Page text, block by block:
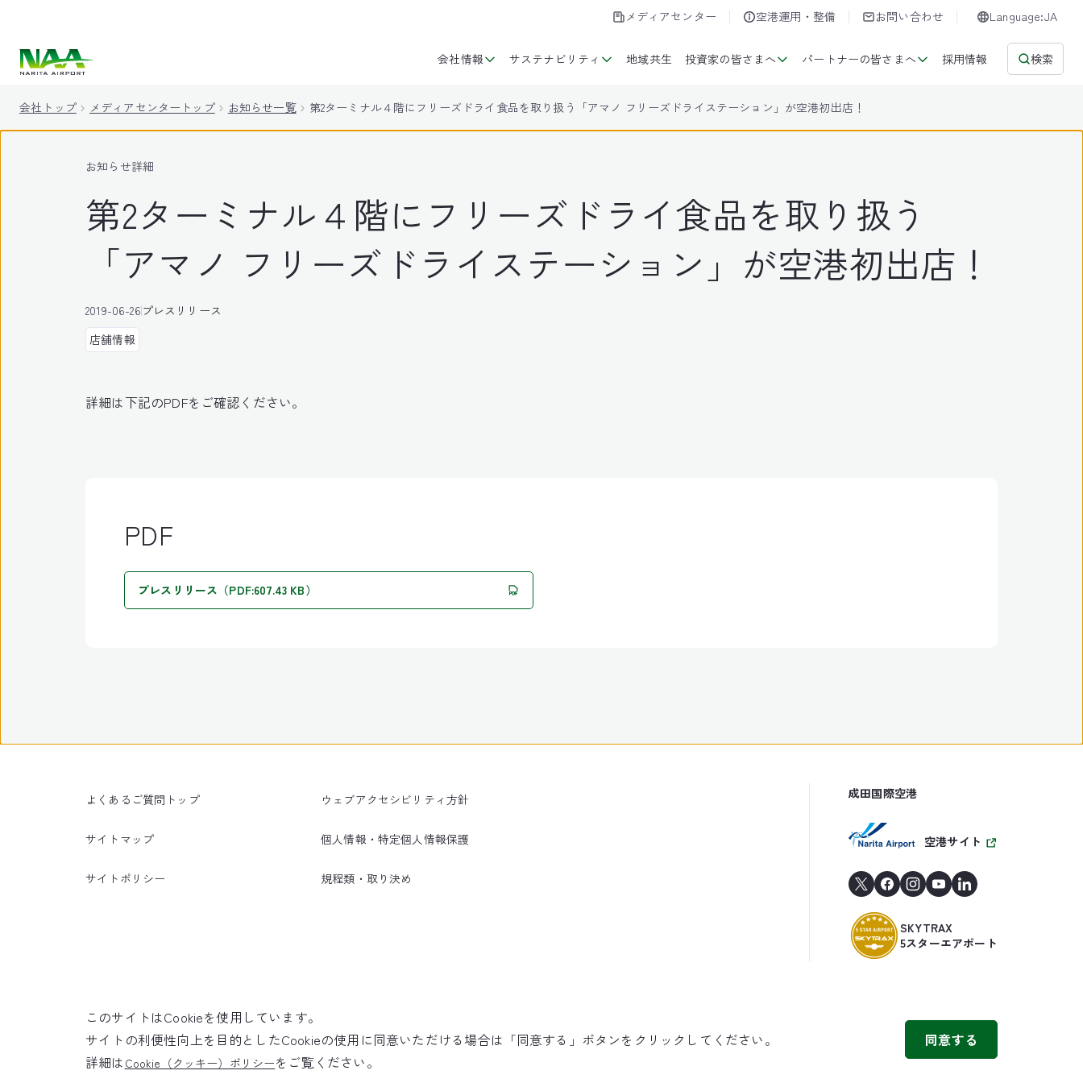
メディアセンター 空港運用・整備 お問い合わせ Language:JA
会社情報 サステナビリティ 地域共生 投資家の皆さまへ パートナーの皆さまへ 採用情報 検索
会社トップ メディアセンタートップ お知らせ一覧 第2ターミナル４階にフリーズドライ食品を取り扱う「アマノ フリーズドライステーション」が空港初出店！
お知らせ詳細
第2ターミナル４階にフリーズドライ食品を取り扱う
「アマノ フリーズドライステーション」が空港初出店！
2019-06-26プレスリリース
店舗情報
詳細は下記のPDFをご確認ください。
PDF
プレスリリース（PDF:607.43 KB）
よくあるご質問トップ
サイトマップ
サイトポリシー
ウェブアクセシビリティ方針
個人情報・特定個人情報保護
規程類・取り決め
成田国際空港
空港サイト
SKYTRAX
5スターエアポート
©NARITA INTERNATIONAL AIRPORT CORPORATION
このサイトはCookieを使用しています。
サイトの利便性向上を目的としたCookieの使用に同意いただける場合は「同意する」ボタンをクリックしてください。
詳細は Cookie（クッキー）ポリシーをご覧ください。
同意する